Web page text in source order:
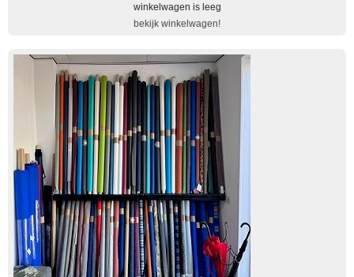
winkelwagen is leeg
bekijk winkelwagen!